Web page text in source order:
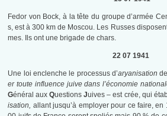
Fedor von Bock, à la tête du groupe d’armée
s, est à 300 km de Moscou. Les Russes
mes. Ils ont une brigade de chars.
22 07 1941
Une loi enclenche le processus d’aryanisation
er toute influence juive dans l’économie
Général auxQuestionsJuives – est crée, qui
isation, allant jusqu’à employer pour ce faire,